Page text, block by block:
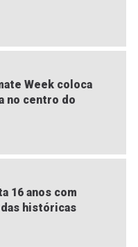
Week coloca
no centro do
16 anos com
históricas